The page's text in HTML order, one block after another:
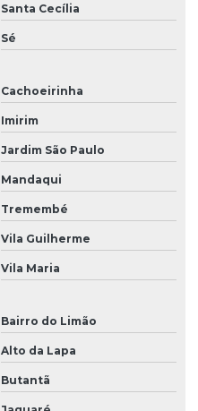
Santa Cecília
Sé
Cachoeirinha
Imirim
Jardim São Paulo
Mandaqui
Tremembé
Vila Guilherme
Vila Maria
Bairro do Limão
Alto da Lapa
Butantã